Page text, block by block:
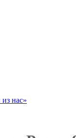
нас»